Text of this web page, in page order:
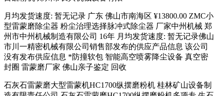
月均发货速度: 暂无记录 广东 佛山市南海区 ¥13800.00 ZMC小
型雷蒙磨除尘器 粉尘治理选择脉冲式除尘器 厂家中州机械 郑
州市中州机械制造有限公司 16年 月均发货速度: 暂无记录佛山
市川一精密机械有限公司销售部发布的供应产品信息 该公司
没有发布供应信息 *防撞软包 智能高空喷雾降尘设备 真空密
封圈 雷蒙磨厂家 佛山亲子鉴定 回收
石灰石雷蒙磨大型雷蒙机HC1700纵摆磨粉机 桂林矿山设备制